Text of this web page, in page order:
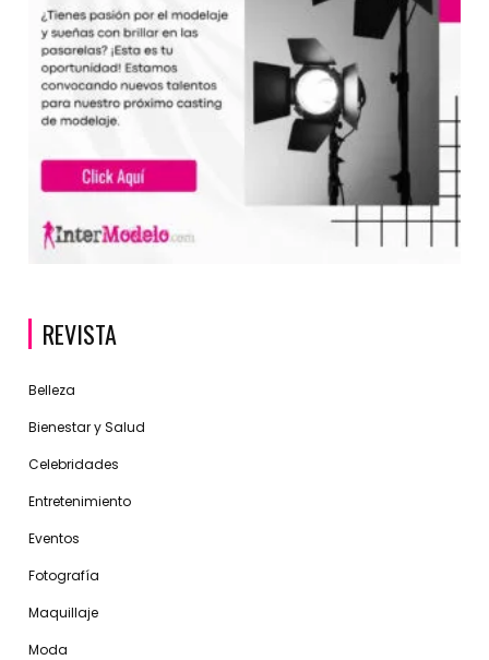
REVISTA
Belleza
Bienestar y Salud
Celebridades
Entretenimiento
Eventos
Fotografía
Maquillaje
Moda